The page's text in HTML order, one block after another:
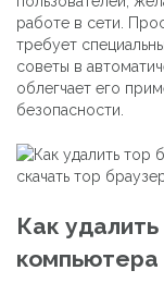
работе в сети.
требует
советы в
облегчает его
безопасности.
Как